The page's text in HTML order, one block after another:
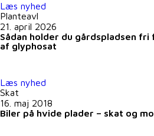
Læs nyhed
Planteavl
21. april 2026
Sådan holder du gårdspladsen
af glyphosat
Læs nyhed
Skat
16. maj 2018
Biler på hvide plader – skat og